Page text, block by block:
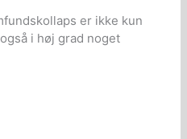
er ikke kun
i høj grad noget